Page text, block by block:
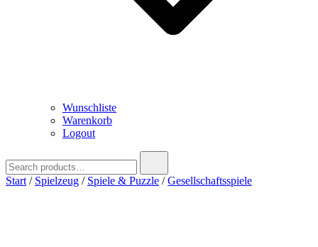
Wunschliste
Warenkorb
Logout
for:
Start / Spielzeug / Spiele & Puzzle /Gesellschaftsspiele